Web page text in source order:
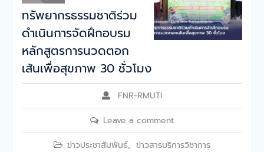
ทรัพยากรธรรมชาติร่วม
ดำเนินการจัดฝึกอบรม
หลักสูตรการนวดตอก
เส้นเพื่อสุขภาพ 30 ชั่วโมง
FNR-RMUTI
Leave a comment
ข่าวประชาสัมพันธ์, ข่าวสารบริการวิชาการ